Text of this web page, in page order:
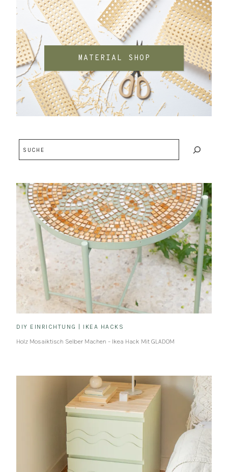
MATERIAL SHOP
DIY EINRICHTUNG IKEA HACKS
Holz Mosaiktisch Selber Machen – Ikea Hack Mit GLADOM